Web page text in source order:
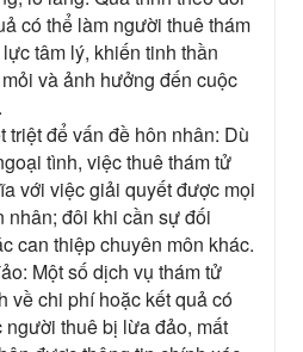
có thể làm người thuê thám
tâm lý, khiến tinh thần
và ảnh hưởng đến cuộc
triệt để vấn đề hôn nhân: Dù
tình, việc thuê thám tử
với việc giải quyết được mọi
nhân; đôi khi cần sự đối
can thiệp chuyên môn khác.
Một số dịch vụ thám tử
về chi phí hoặc kết quả có
người thuê bị lừa đảo, mất